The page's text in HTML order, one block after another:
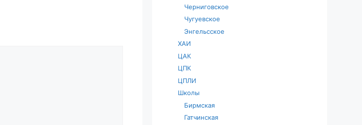
Черниговское
Чугуевское
Энгельсское
ХАИ
ЦАК
ЦПК
ЦПЛИ
Школы
Бирмская
Гатчинская